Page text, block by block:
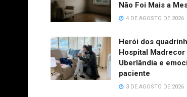
Não Foi Mais a
4 DE AGOSTO DE 2026
Herói dos
Hospital Madrecor
Uberlândia e
paciente
3 DE AGOSTO DE 2026